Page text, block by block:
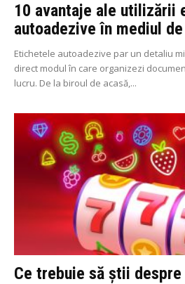
10 avantaje ale utilizării
autoadezive în mediul
Etichetele autoadezive par un detaliu
direct modul în care organizezi
lucru. De la biroul de acasă,...
Ce trebuie să știi